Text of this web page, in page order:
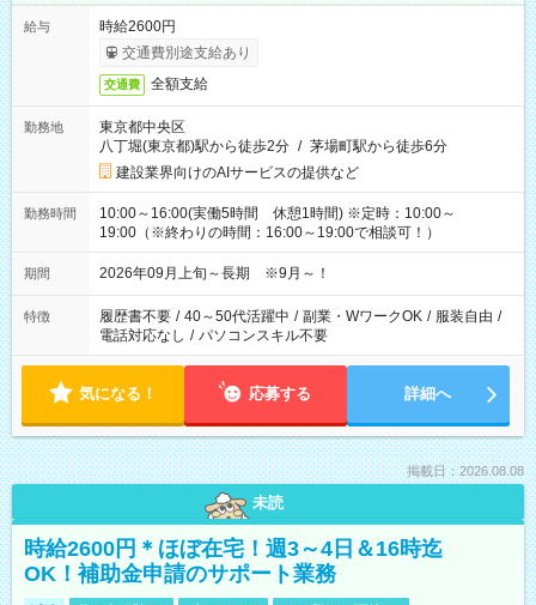
給与
時給2600円
交通費別途支給あり
交通費 全額支給
勤務地
東京都中央区
八丁堀(東京都)駅から徒歩2分 / 茅場町駅から徒歩6分
建設業界向けのAIサービスの提供など
勤務時間
10:00～16:00(実働5時間 休憩1時間) ※定時：10:00～
19:00（※終わりの時間：16:00～19:00で相談可！）
期間 2026年09月上旬～長期 ※9月～！
特徴 履歴書不要 / 40～50代活躍中 / 副業・WワークOK / 服装自由 /
電話対応なし / パソコンスキル不要
気になる！ 応募する 詳細へ
掲載日：2026.08.08
未読
時給2600円＊ほぼ在宅！週3～4日＆16時迄
OK！補助金申請のサポート業務